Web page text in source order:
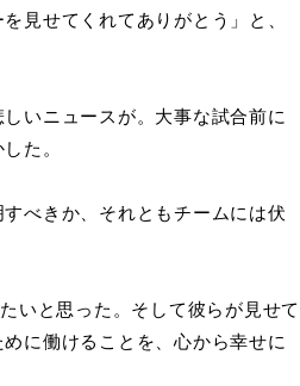
見せてくれてありがとう」と、
いニュースが。大事な試合前に
た。
べきか、それともチームには伏
いと思った。そして彼らが見せて
に働けることを、心から幸せに